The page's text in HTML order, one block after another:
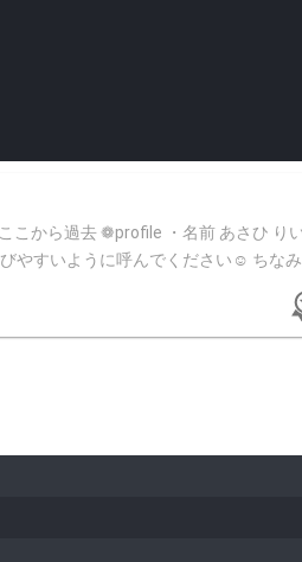
い☺︎ ちなみにファンマークは名前にち